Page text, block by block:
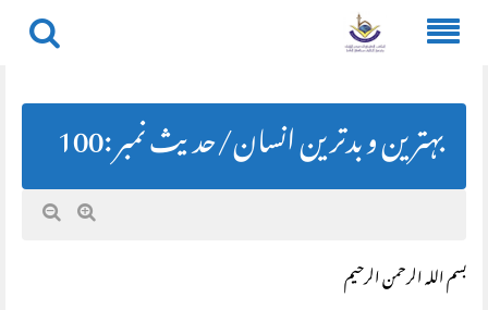
contentبہترین و بدترین انسان/حديث نمبر :100
بسم اللہ الرحمن الرحیم